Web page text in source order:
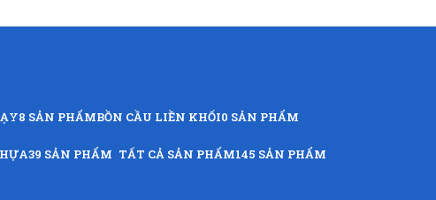
8 SẢN PHẨMBỒN CẦU LIỀN KHỐI0 SẢN PHẨM
39 SẢN PHẨM TẤT CẢ SẢN PHẨM145 SẢN PHẨM